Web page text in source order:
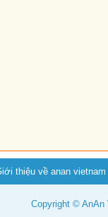
thiệu về anan vietnam
Copyright © AnAn